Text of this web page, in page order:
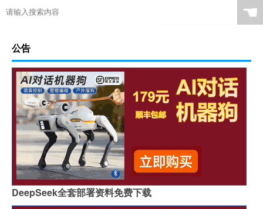
☚
公告
DeepSeek全套部署资料免费下载